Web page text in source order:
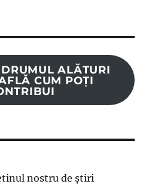
ALĂTURI
CUM POȚI
nostru de știri